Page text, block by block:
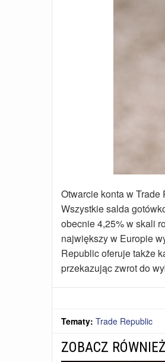
Otwarcie konta w
Wszystkie salda
obecnie 4,25% w skali
największy w Europie
Republic oferuje także
przekazując zwrot do
Tematy: Trade Republic
ZOBACZ